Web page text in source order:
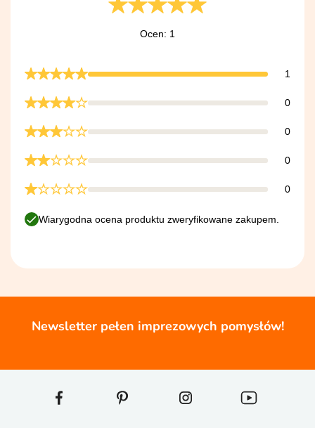
Ocen: 1
1
0
0
0
0
Wiarygodna ocena produktu zweryfikowane zakupem.
Newsletter pełen imprezowych pomysłów!